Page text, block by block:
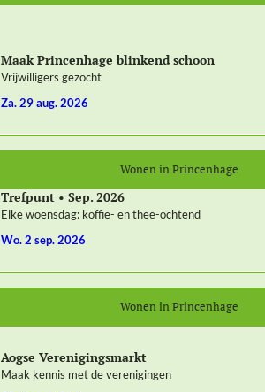
Maak Princenhage blinkend schoon
Vrijwilligers gezocht
za. 29 aug. 2026
Wonen in Princenhage
Trefpunt • Sep. 2026
Elke woensdag: koffie- en thee-ochtend
wo. 2 sep. 2026
Wonen in Princenhage
Aogse Verenigingsmarkt
Maak kennis met de verenigingen